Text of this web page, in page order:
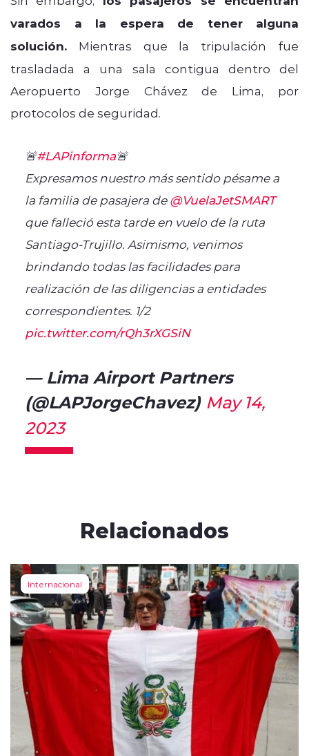
varados a la espera de tener alguna
solución.
Mientras que la tripulación fue
trasladada a una sala contigua dentro del
Aeropuerto Jorge Chávez de Lima, por
protocolos de seguridad.
🚨#LAPinforma🚨
Expresamos nuestro más sentido pésame a
la familia de pasajera de@VuelaJetSMART
que falleció esta tarde en vuelo de la ruta
Santiago-Trujillo. Asimismo, venimos
brindando todas las facilidades para
realización de las diligencias a entidades
correspondientes. 1/2
pic.twitter.com/rQh3rXGSiN
— Lima Airport Partners
(@LAPJorgeChavez) May 14,
2023
Relacionados
Internacional